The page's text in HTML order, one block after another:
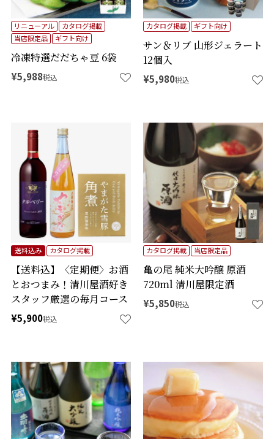
冷凍特選だだちゃ豆 6袋
リニューアル
カタログ掲載
当店限定品
ギフト向け
¥5,988税込
サン＆リブ 山形ジェラート
12個入
カタログ掲載 ギフト向け
¥5,980税込
【送料込】〈定期便〉お酒
とおつまみ！清川屋酒好き
スタッフ厳選の毎月コース
送料込み カタログ掲載
¥5,900税込
亀の尾 純米大吟醸 原酒
720ml 清川屋限定酒
カタログ掲載 当店限定品
¥5,850税込